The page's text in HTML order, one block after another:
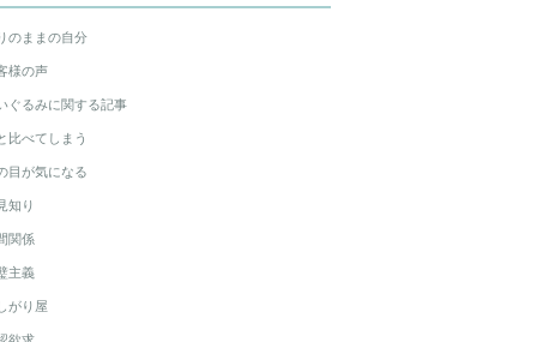
のままの自分
様の声
ぐるみに関する記事
比べてしまう
目が気になる
知り
関係
主義
がり屋